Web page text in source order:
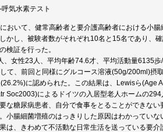
気水素テスト
おいて、健常高齢者と要介護高齢者における小
かし、被験者数がそれぞれ10名と15名であり、
検証を行った。
女性23人、平均年齢74.6才、平均活動量6135
て、前回と同様にグルコース溶液(50g/200ml)摂
に認められた。この結果は、Lewisら(Age
Soc2003)によるドイツの入居型老人ホームの
な糖尿病患者、自分で食事をとることができない
小腸細菌増殖のはっきりした原因はわかってい
は、きわめて不活動な日常生活を送っている要